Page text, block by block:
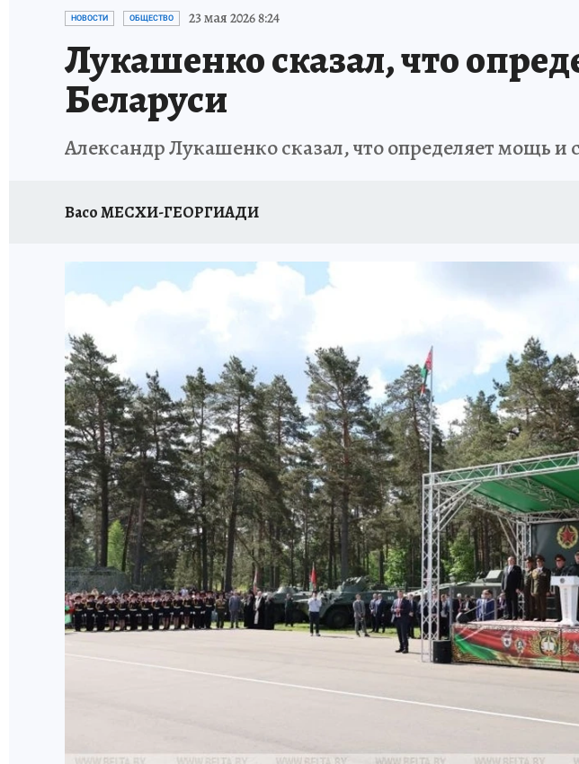
НОВОСТИ ОБЩЕСТВО 23 мая 2026 8:24
Лукашенко сказал, что
Беларуси
Александр Лукашенко сказал, что определяет мощь и
Васо МЕСХИ-ГЕОРГИАДИ